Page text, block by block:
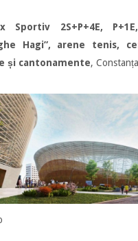
Sportiv 2S+P+4E,
Hagi”, arene tenis,
și cantonamente,